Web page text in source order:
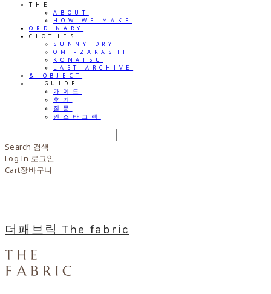
THE
ABOUT
HOW WE MAKE
ORDINARY
CLOTHES
SUNNY DRY
OMI-ZARASHI
KOMATSU
LAST ARCHIVE
& OBJECT
⠀⠀GUIDE
가이드
후기
질문
인스타그램
Search 검색
Log In 로그인
Cart장바구니
더패브릭 The fabric